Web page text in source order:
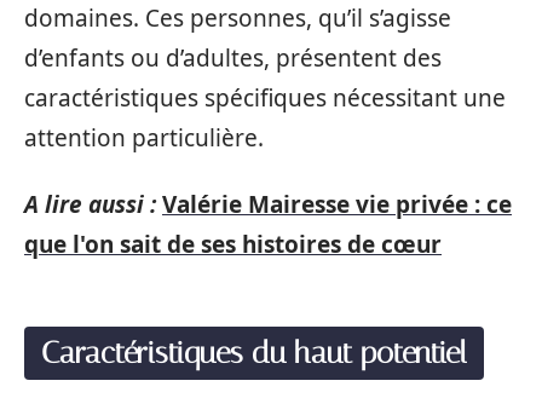
domaines. Ces personnes, qu’il s’agisse
d’enfants ou d’adultes, présentent des
caractéristiques spécifiques nécessitant une
attention particulière.
A lire aussi :Valérie Mairesse vie privée : ce
que l'on sait de ses histoires de cœur
Caractéristiques du haut potentiel